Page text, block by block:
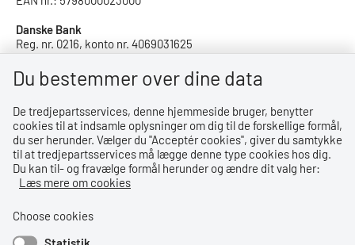
Danske Bank
Reg. nr. 0216, konto nr. 4069031625
IBAN: DK8402164069031625
SWIFT: DABADKKK
Privatlivspolitik
Privatlivspolitik
Tilgængelighedserklæring
Du bestemmer over dine data
De tredjepartsservices, denne hjemmeside bruger, benytter
cookies til at indsamle oplysninger om dig til de forskellige formål,
du ser herunder. Vælger du ''Acceptér cookies'', giver du samtykke
til at tredjepartsservices må lægge denne type cookies hos dig.
Du kan til- og fravælge formål herunder og ændre dit valg her:
Læs mere om cookies
Choose cookies